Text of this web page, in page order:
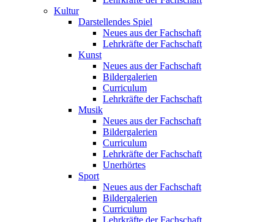
Kultur
Darstellendes Spiel
Neues aus der Fachschaft
Lehrkräfte der Fachschaft
Kunst
Neues aus der Fachschaft
Bildergalerien
Curriculum
Lehrkräfte der Fachschaft
Musik
Neues aus der Fachschaft
Bildergalerien
Curriculum
Lehrkräfte der Fachschaft
Unerhörtes
Sport
Neues aus der Fachschaft
Bildergalerien
Curriculum